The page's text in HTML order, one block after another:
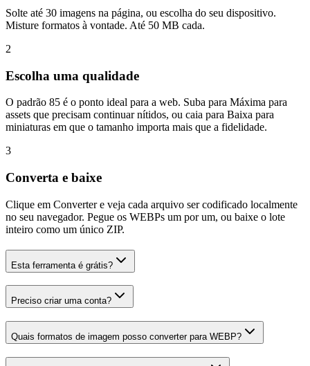
Solte até 30 imagens na página, ou escolha do seu dispositivo.
Misture formatos à vontade. Até 50 MB cada.
2
Escolha uma qualidade
O padrão 85 é o ponto ideal para a web. Suba para Máxima para
assets que precisam continuar nítidos, ou caia para Baixa para
miniaturas em que o tamanho importa mais que a fidelidade.
3
Converta e baixe
Clique em Converter e veja cada arquivo ser codificado localmente
no seu navegador. Pegue os WEBPs um por um, ou baixe o lote
inteiro como um único ZIP.
Esta ferramenta é grátis?
Preciso criar uma conta?
Quais formatos de imagem posso converter para WEBP?